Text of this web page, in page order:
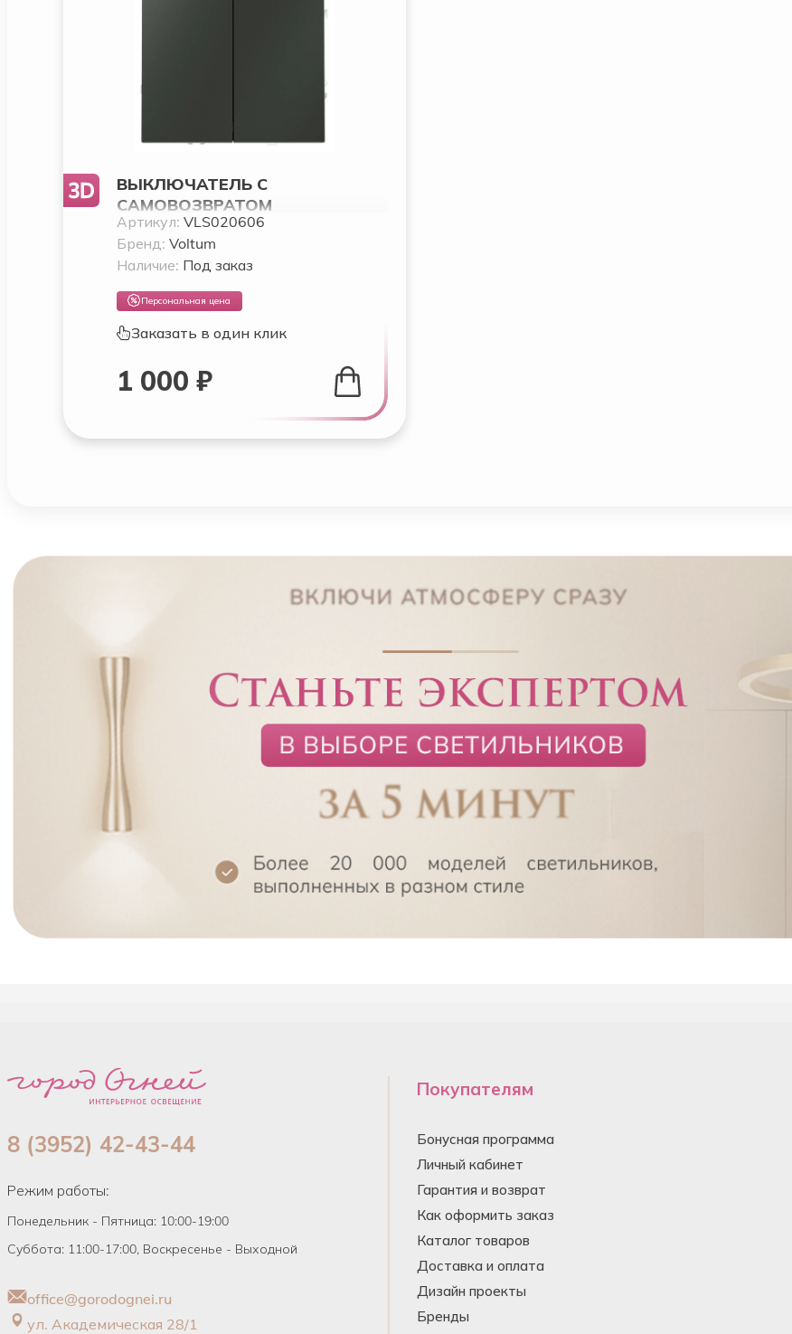
ВЫКЛЮЧАТЕЛЬ С
САМОВОЗВРАТОМ
ВСТРАИВАЕМЫЙ VOLTUM S70
ДВУХКЛАВИШНЫЙ 10А,
(ТИТАН) VLS020606
Артикул: VLS020606
Бренд: Voltum
Наличие: Под заказ
Персональная цена
Заказать в один клик
1 000 ₽
8 (3952) 42-43-44
Режим работы:
Понедельник - Пятница: 10:00-19:00
Суббота: 11:00-17:00, Воскресенье - Выходной
office@gorodognei.ru
ул. Академическая 28/1
Покупателям
Бонусная программа
Личный кабинет
Гарантия и возврат
Как оформить заказ
Каталог товаров
Доставка и оплата
Дизайн проекты
Бренды